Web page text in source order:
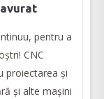
pentru a
CNC
proiectarea și
și alte mașini